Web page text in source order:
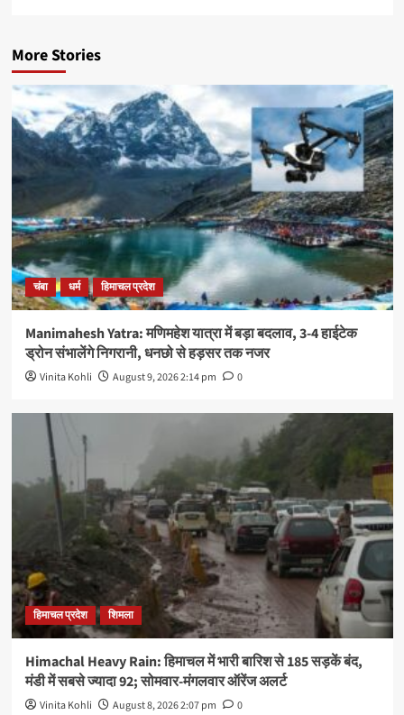
More Stories
चंबा धर्म हिमाचल प्रदेश
Manimahesh Yatra: मणिमहेश यात्रा में बड़ा बदलाव, 3-4 हाईटेक
ड्रोन संभालेंगे निगरानी, धनछो से हड़सर तक नजर
Vinita Kohli August 9, 2026 2:14 pm 0
हिमाचल प्रदेश शिमला
Himachal Heavy Rain: हिमाचल में भारी बारिश से 185 सड़कें बंद,
मंडी में सबसे ज्यादा 92; सोमवार-मंगलवार ऑरेंज अलर्ट
Vinita Kohli August 8, 2026 2:07 pm 0